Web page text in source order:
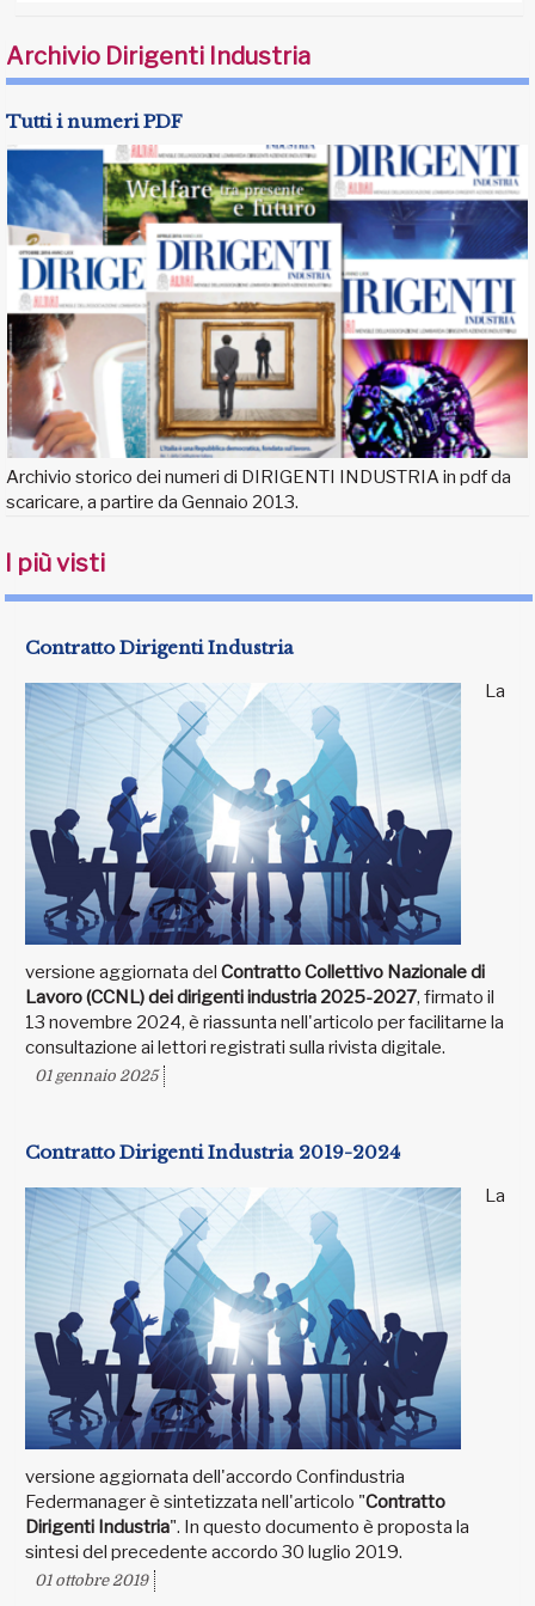
Archivio Dirigenti Industria
Tutti i numeri PDF
Archivio storico dei numeri di DIRIGENTI INDUSTRIA in pdf da
scaricare, a partire da Gennaio 2013.
I più visti
Contratto Dirigenti Industria
La
versione aggiornata del Contratto Collettivo Nazionale di
Lavoro (CCNL) dei dirigenti industria 2025-2027, firmato il
13 novembre 2024, è riassunta nell'articolo per facilitarne la
consultazione ai lettori registrati sulla rivista digitale.
01 gennaio 2025
Contratto Dirigenti Industria 2019-2024
La
versione aggiornata dell'accordo Confindustria
Federmanager è sintetizzata nell'articolo "Contratto
Dirigenti Industria". In questo documento è proposta la
sintesi del precedente accordo 30 luglio 2019.
01 ottobre 2019